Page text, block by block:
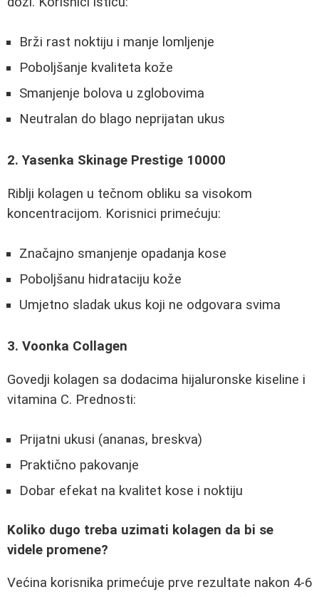
Brži rast noktiju i manje lomljenje
Poboljšanje kvaliteta kože
Smanjenje bolova u zglobovima
Neutralan do blago neprijatan ukus
2. Yasenka Skinage Prestige 10000
Riblji kolagen u tečnom obliku sa visokom
koncentracijom. Korisnici primećuju:
Značajno smanjenje opadanja kose
Poboljšanu hidrataciju kože
Umjetno sladak ukus koji ne odgovara svima
3. Voonka Collagen
Govedji kolagen sa dodacima hijaluronske kiseline i
vitamina C. Prednosti:
Prijatni ukusi (ananas, breskva)
Praktično pakovanje
Dobar efekat na kvalitet kose i noktiju
Koliko dugo treba uzimati kolagen da bi se
videle promene?
Većina korisnika primećuje prve rezultate nakon 4-6